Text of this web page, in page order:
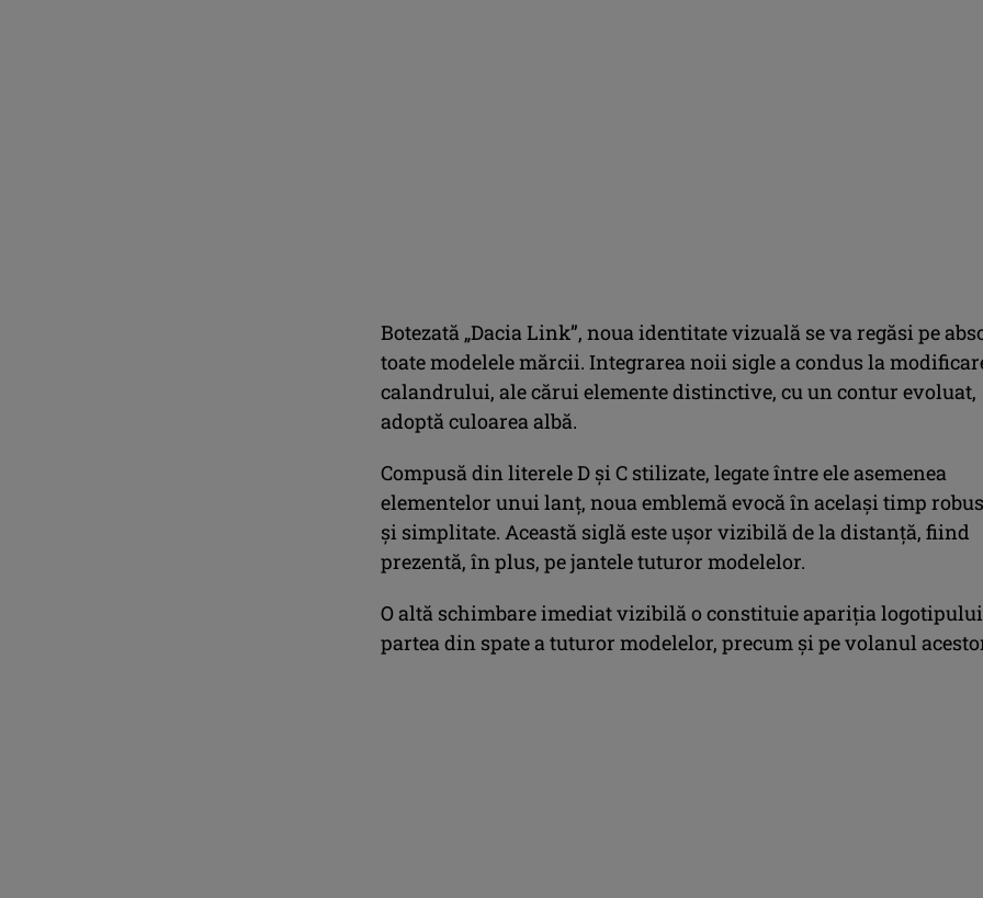
Botezată „Dacia Link”, noua identitate vizuală se va regăsi pe
toate modelele mărcii. Integrarea noii sigle a condus la
calandrului, ale cărui elemente distinctive, cu un contur evoluat,
adoptă culoarea albă.
Compusă din literele D şi C stilizate, legate între ele asemenea
elementelor unui lanț, noua emblemă evocă în acelaşi timp
şi simplitate. Această siglă este ușor vizibilă de la distanță, fiind
prezentă, în plus, pe jantele tuturor modelelor.
O altă schimbare imediat vizibilă o constituie apariția
partea din spate a tuturor modelelor, precum şi pe volanul